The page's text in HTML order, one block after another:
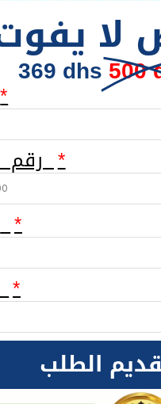
لا
369 dhs 500
رقم الهاتف
المدينة
الطلب